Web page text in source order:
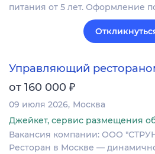
питания от 5 лет. Оформление
Управляющий
от 160 000 ₽
09 июля 2026 Москва
Джейкет, сервис размещения
Вакансия компании: ООО
Ресторан в Москве —